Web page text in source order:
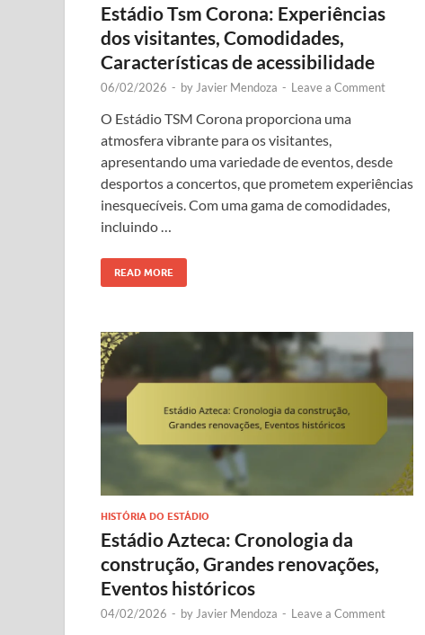
Estádio Tsm Corona: Experiências
dos visitantes, Comodidades,
Características de acessibilidade
06/02/2026 - by Javier Mendoza - Leave a Comment
O Estádio TSM Corona proporciona uma
atmosfera vibrante para os visitantes,
apresentando uma variedade de eventos, desde
desportos a concertos, que prometem experiências
inesquecíveis. Com uma gama de comodidades,
incluindo …
READ MORE
HISTÓRIA DO ESTÁDIO
Estádio Azteca: Cronologia da
construção, Grandes renovações,
Eventos históricos
04/02/2026 - byJavier Mendoza - Leave a Comment